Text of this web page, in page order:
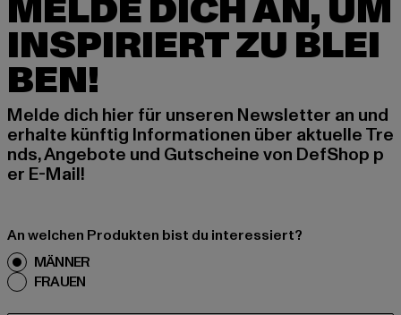
MELDE DICH AN, UM
INSPIRIERT ZU BLEI
BEN!
Melde dich hier für unseren Newsletter an und
erhalte künftig Informationen über aktuelle Tre
nds, Angebote und Gutscheine von DefShop p
er E-Mail!
An welchen Produkten bist du interessiert?
MÄNNER
FRAUEN